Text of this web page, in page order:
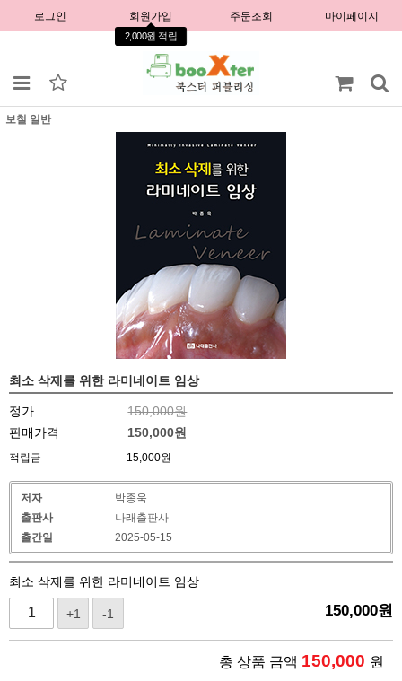
로그인 회원가입
2,000원 적립
주문조회 마이페이지
보철 일반
최소 삭제를 위한 라미네이트 임상
정가
150,000원
판매가격
150,000원
적립금 15,000원
저자
박종욱
출판사
나래출판사
출간일
2025-05-15
최소 삭제를 위한 라미네이트 임상
+1 -1 150,000원
총 상품 금액 150,000 원